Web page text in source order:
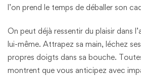
l’on prend le temps de déballer son
On peut déjà ressentir du plaisir dans
lui-même. Attrapez sa main, léchez
propres doigts dans sa bouche.
montrent que vous anticipez avec